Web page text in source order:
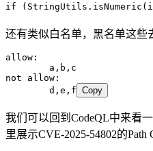
if ( StringUtils . isNumeric
还有类似白名单，黑名单这些
allow:
	a,b,c
not allow:
	d,e,f
Copy
我们可以回到CodeQL中来看
里展示CVE-2025-54802的Path